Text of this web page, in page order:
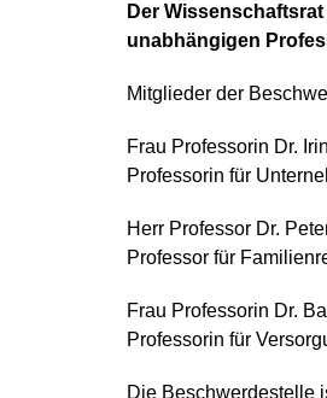
Der
unabhängigen
Mitglieder der
Frau Professorin Dr.
Professorin für
Herr Professor Dr.
Professor für
Frau Professorin Dr.
Professorin für
Die Beschwerdestelle